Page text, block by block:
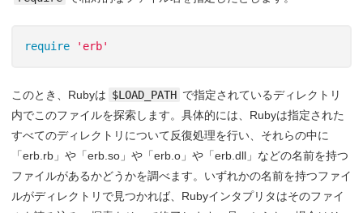
require 'erb'
このとき、Rubyは $LOAD_PATH で指定されているディレクトリ
内でこのファイルを探索します。具体的には、Rubyは指定された
すべてのディレクトリについて反復処理を行い、それらの中に
「erb.rb」や「erb.so」や「erb.o」や「erb.dll」などの名前を持つ
ファイルがあるかどうかを調べます。いずれかの名前を持つファイ
ルがディレクトリで見つかれば、Rubyインタプリタはそのファイ